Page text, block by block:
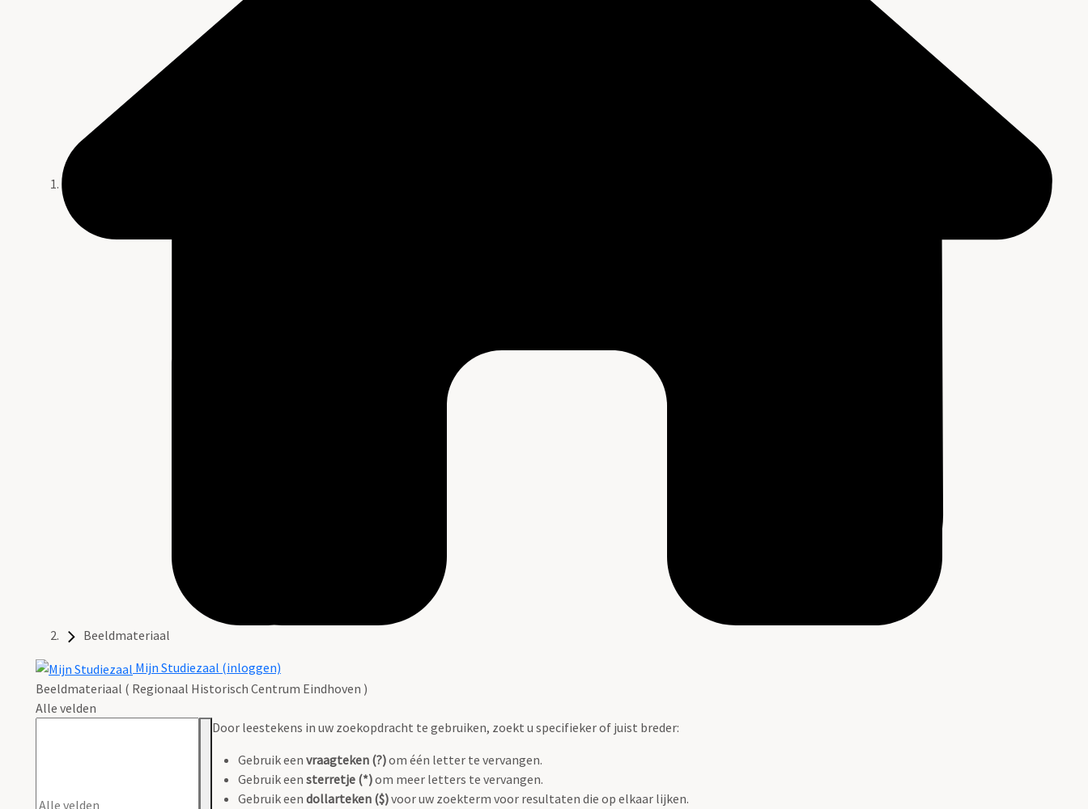
Beeldmateriaal
Mijn Studiezaal (inloggen)
Beeldmateriaal ( Regionaal Historisch Centrum Eindhoven )
Alle velden
Door leestekens in uw zoekopdracht te gebruiken, zoekt u specifieker of juist breder:
Gebruik een vraagteken (?)om één letter te vervangen.
Gebruik een sterretje (*)om meer letters te vervangen.
Gebruik een dollarteken ($)voor uw zoekterm voor resultaten die op elkaar lijken.